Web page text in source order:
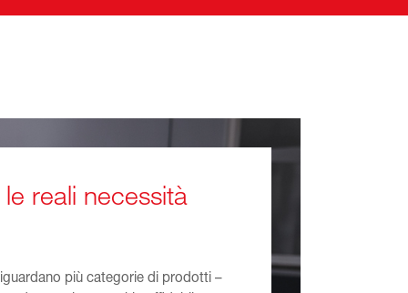
di approvvigionamento e minori